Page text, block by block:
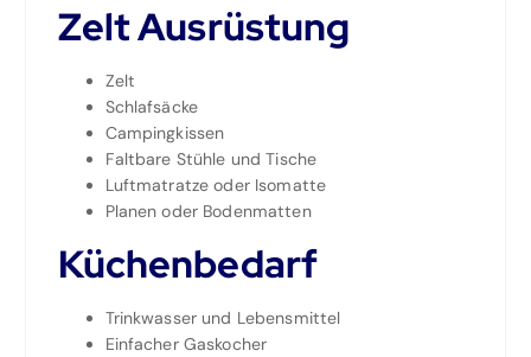
Zelt Ausrüstung
Zelt
Schlafsäcke
Campingkissen
Faltbare Stühle und Tische
Luftmatratze oder Isomatte
Planen oder Bodenmatten
Küchenbedarf
Trinkwasser und Lebensmittel
Einfacher Gaskocher